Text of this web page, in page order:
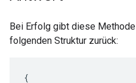
Bei Erfolg gibt diese
folgenden Struktur zurück: